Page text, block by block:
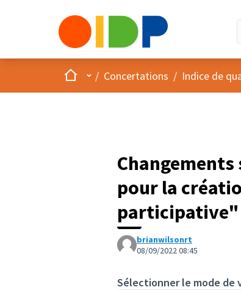
AccueilMenu principal
/ Concertations / Indice de
pour la
participative"
brianwilsonrt
08/09/2022 08:45
Sélectionner le mode de